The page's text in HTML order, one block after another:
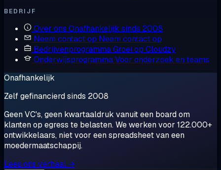
BEDRIJF
Over ons Onafhankelijk sinds 2008
Neem contact op Neem contact op
BedrijvenprogrammaGroei op Cloudzy
OnderwijsprogrammaVoor onderzoek en teams
Onafhankelijk
Zelf gefinancierd sinds 2008
Geen VC's, geen kwartaaldruk vanuit een board om
klanten op egress te belasten. We werken voor 122.000+
ontwikkelaars, niet voor een spreadsheet van een
moedermaatschappij.
Lees ons verhaal →